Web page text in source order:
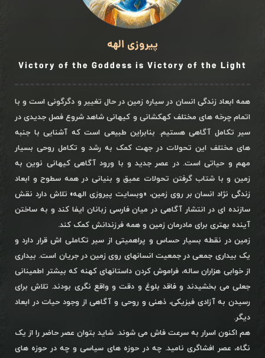
پیروزی الهه
Victory of the Goddess is Victory of the Light
همه ابعاد زندگی انسان در سیاره زمین در حال تغییر و دگرگونی است و با
اتمام چرخه های مختلف کهکشانی و کیهانی شاهد شروع فصل جدیدی در
سیر تکامل آگاهی هستیم. بنابراین طبیعی است که آشنایی با جنبه
های مختلف این تحولات در جهت کمک به رشد و تکامل روحی بسیار
مهم و حیاتی است. در عصر جدید و با ورود آگاهی کیهانی نوین به
زمین و با شتاب گرفتن تحولات عمیق و بنیانی در همه سطوح و ابعاد
زندگی نژاد انسان بر روی زمین، «وبسایت پیروزی الهه» تلاش دارد نقش
سازنده ای در انتشار آگاهی در میان فارسی زبانان ایفا کند و به ساختن
آینده بهتری برای مادرمان زمین و همه فرزندانش کمک کند.
زمین در نقطه بسیار حساس و پراهمیتی از سیر تکاملی اش قرار دارد و
یک بیداری جمعی در جمعیت انسانهای روی زمین در جریان است. بیداری
از خوابی هزاران ساله، فراموش کردن داستانهای کهنه که بیشتر اطمینانی
جعلی می بخشیدند و فاقد بلوغ و دقت و واقع نگری بودند. تلاش برای
رسیدن به آزادی فیزیکی، ذهنی و روحی و آگاهی از وجود حیات در ابعاد
دیگر.
هم اکنون اسرار به سرعت فاش می شوند. شاید بتوان عصر حاضر را از یک
نگاه، عصر افشاگری نامید. چه در حوزه های سیاسی و چه در حوزه های